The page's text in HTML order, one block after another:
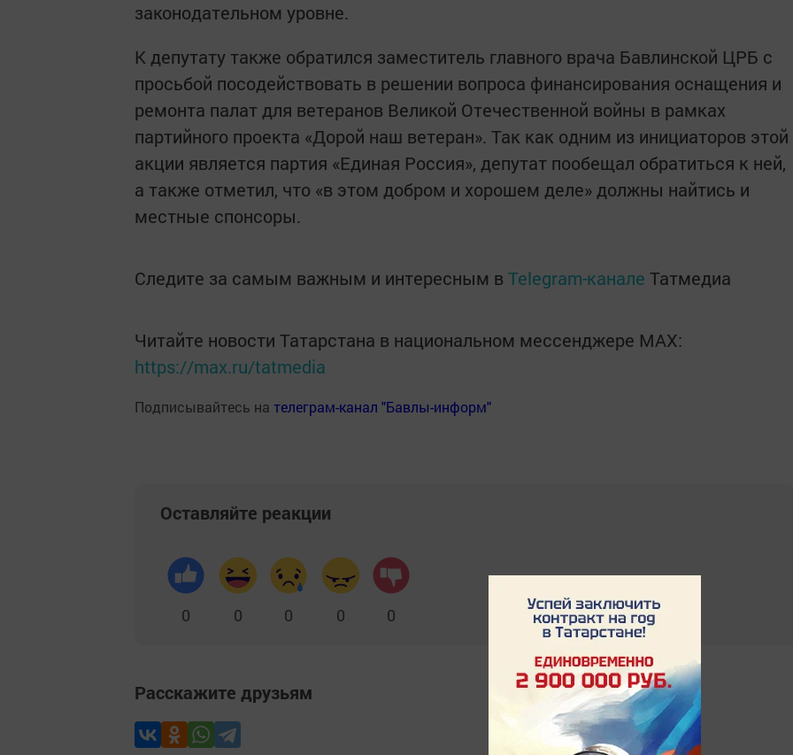
законодательном уровне.
К депутату также обратился заместитель главного врача Бавлинской ЦРБ с
просьбой посодействовать в решении вопроса финансирования оснащения и
ремонта палат для ветеранов Великой Отечественной войны в рамках
партийного проекта «Дорой наш ветеран». Так как одним из инициаторов этой
акции является партия «Единая Россия», депутат пообещал обратиться к ней,
а также отметил, что «в этом добром и хорошем деле» должны найтись и
местные спонсоры.
Следите за самым важным и интересным в Telegram-канале Татмедиа
Читайте новости Татарстана в национальном мессенджере MАХ:
https://max.ru/tatmedia
Подписывайтесь на телеграм-канал "Бавлы-информ"
Оставляйте реакции
0 0 0 0 0
Расскажите друзьям